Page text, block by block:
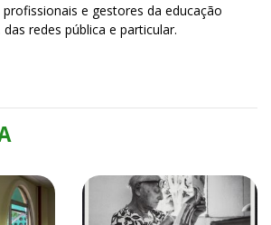
e gestores da educação
das redes pública e particular.